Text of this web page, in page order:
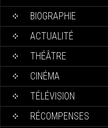
BIOGRAPHIE
ACTUALITÉ
THÉÂTRE
CINÉMA
TÉLÉVISION
RÉCOMPENSES